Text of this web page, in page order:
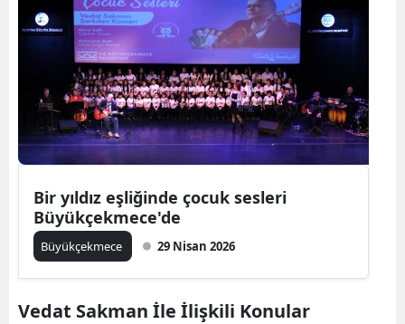
Bir yıldız eşliğinde çocuk sesleri
Büyükçekmece'de
Büyükçekmece 29 Nisan 2026
Vedat Sakman İle İlişkili Konular